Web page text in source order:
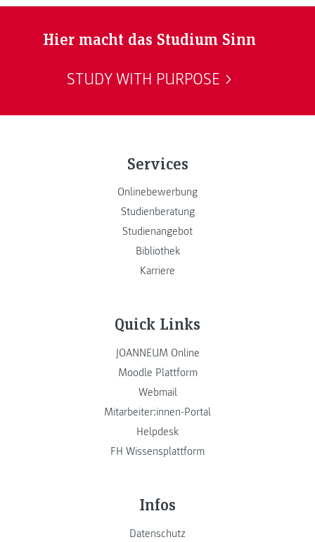
Hier macht das Studium Sinn
STUDY WITH PURPOSE
Services
Onlinebewerbung
Studienberatung
Studienangebot
Bibliothek
Karriere
Quick Links
JOANNEUM Online
Moodle Plattform
Webmail
Mitarbeiter:innen-Portal
Helpdesk
FH Wissensplattform
Infos
Datenschutz